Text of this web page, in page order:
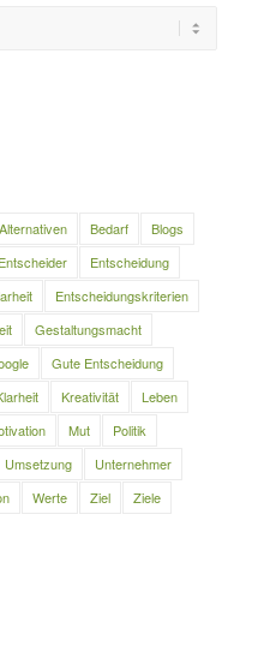
Bedarf
Blogs
Entscheider
Entscheidung
Entscheidungskriterien
Gestaltungsmacht
Gute Entscheidung
Kreativität
Leben
Mut
Politik
Umsetzung
Unternehmer
Werte Ziel Ziele